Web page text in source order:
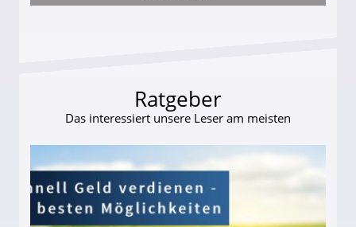
darf Geld behalten!
Ratgeber
Das interessiert unsere Leser am meisten